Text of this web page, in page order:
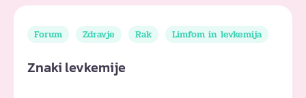
Forum Zdravje Rak Limfom in levkemija
Znaki levkemije